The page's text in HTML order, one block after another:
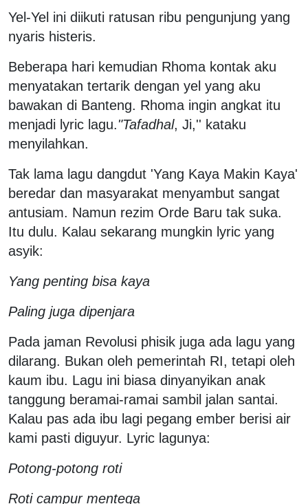
Yel-Yel ini diikuti ratusan ribu pengunjung yang
nyaris histeris.
Beberapa hari kemudian Rhoma kontak aku
menyatakan tertarik dengan yel yang aku
bawakan di Banteng. Rhoma ingin angkat itu
menjadi lyric lagu."Tafadhal, Ji,'' kataku
menyilahkan.
Tak lama lagu dangdut 'Yang Kaya Makin Kaya'
beredar dan masyarakat menyambut sangat
antusiam. Namun rezim Orde Baru tak suka.
Itu dulu. Kalau sekarang mungkin lyric yang
asyik:
Yang penting bisa kaya
Paling juga dipenjara
Pada jaman Revolusi phisik juga ada lagu yang
dilarang. Bukan oleh pemerintah RI, tetapi oleh
kaum ibu. Lagu ini biasa dinyanyikan anak
tanggung beramai-ramai sambil jalan santai.
Kalau pas ada ibu lagi pegang ember berisi air
kami pasti diguyur. Lyric lagunya:
Potong-potong roti
Roti campur mentega